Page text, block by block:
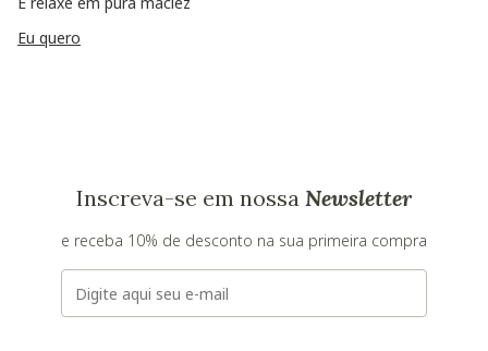
Eu quero
Inscreva-se em nossa Newsletter
e receba 10% de desconto na sua primeira compra
E-mail